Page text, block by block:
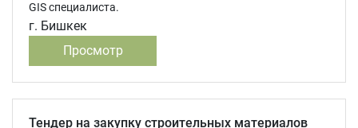
GIS специалиста.
г. Бишкек
Просмотр
Тендер на закупку строительных материалов